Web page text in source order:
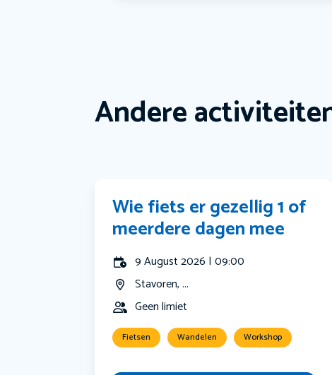
Andere
Wie fiets er gezellig 1 of
meerdere dagen mee
9 August 2026 | 09:00
Stavoren, ...
Geen limiet
Fietsen Wandelen Workshop